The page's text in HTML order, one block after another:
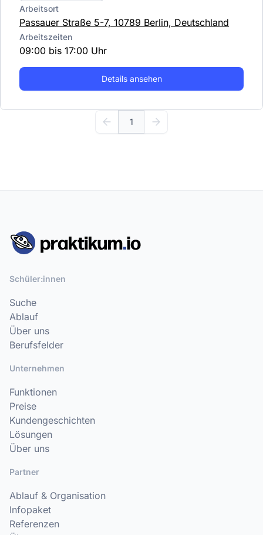
Arbeitsort
Passauer Straße 5-7, 10789 Berlin, Deutschland
Arbeitszeiten
09:00 bis 17:00 Uhr
Details ansehen
1
Schüler:innen
Suche
Ablauf
Über uns
Berufsfelder
Unternehmen
Funktionen
Preise
Kundengeschichten
Lösungen
Über uns
Partner
Ablauf & Organisation
Infopaket
Referenzen